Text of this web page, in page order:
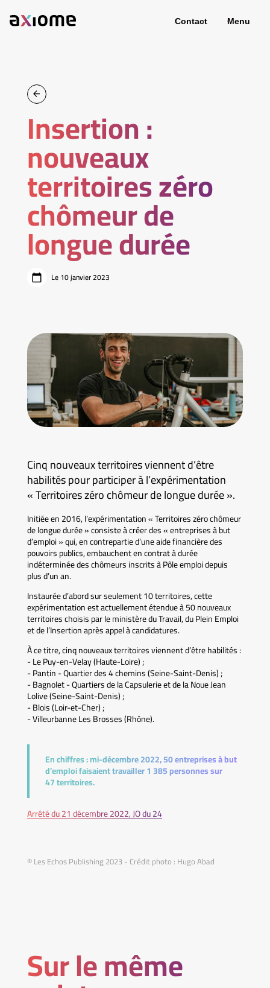
Contact Menu
Insertion :
nouveaux
territoires zéro
chômeur de
longue durée
Le 10 janvier 2023
Cinq nouveaux territoires viennent d’être
habilités pour participer à l’expérimentation
« Territoires zéro chômeur de longue durée ».
Initiée en 2016, l’expérimentation « Territoires zéro chômeur
de longue durée » consiste à créer des « entreprises à but
d’emploi » qui, en contrepartie d’une aide financière des
pouvoirs publics, embauchent en contrat à durée
indéterminée des chômeurs inscrits à Pôle emploi depuis
plus d’un an.
Instaurée d’abord sur seulement 10 territoires, cette
expérimentation est actuellement étendue à 50 nouveaux
territoires choisis par le ministère du Travail, du Plein Emploi
et de l’Insertion après appel à candidatures.
À ce titre, cinq nouveaux territoires viennent d’être habilités :
- Le Puy-en-Velay (Haute-Loire) ;
- Pantin - Quartier des 4 chemins (Seine-Saint-Denis) ;
- Bagnolet - Quartiers de la Capsulerie et de la Noue Jean
Lolive (Seine-Saint-Denis) ;
- Blois (Loir-et-Cher) ;
- Villeurbanne Les Brosses (Rhône).
En chiffres :mi-décembre 2022, 50 entreprises à but
d’emploi faisaient travailler 1 385 personnes sur
47 territoires.
Arrêté du 21 décembre 2022, JO du 24
© Les Echos Publishing 2023 - Crédit photo : Hugo Abad
Sur le même